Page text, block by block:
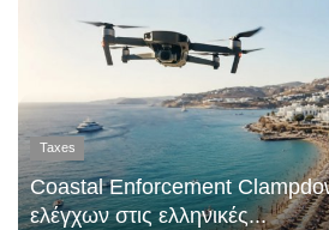
Taxes
Coastal Enforcement
ελέγχων στις ελληνικές...